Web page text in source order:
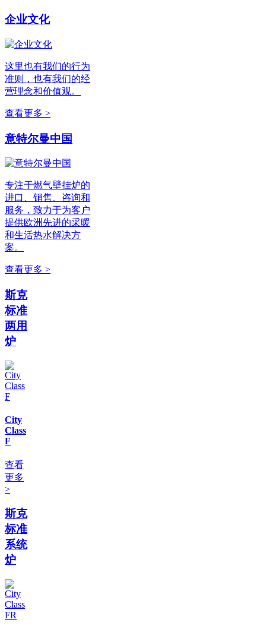
企业文化
这里也有我们的行为
准则，也有我们的经
营理念和价值观。
查看更多 >
意特尔曼中国
专注于燃气壁挂炉的
进口、销售、咨询和
服务，致力于为客户
提供欧洲先进的采暖
和生活热水解决方
案。
查看更多 >
斯克
标准
两用
炉
City
Class
F
查看
更多
>
斯克
标准
系统
炉